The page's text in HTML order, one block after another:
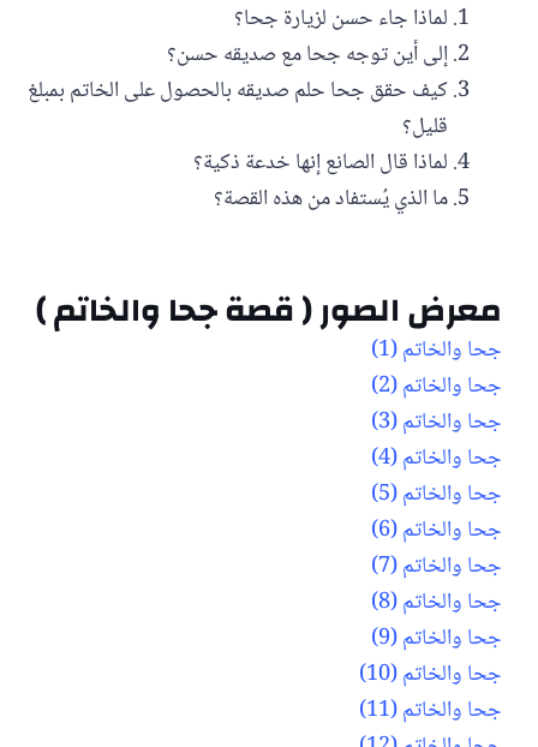
لماذا جاء حسن لزيارة جحا؟
إلى أين توجه جحا مع صديقه حسن؟
كيف حقق جحا حلم صديقه بالحصول على الخاتم بمبلغ
قليل؟
لماذا قال الصانع إنها خدعة ذكية؟
ما الذي يُستفاد من هذه القصة؟
معرض الصور ( قصة جحا والخاتم )
جحا والخاتم (1)
جحا والخاتم (2)
جحا والخاتم (3)
جحا والخاتم (4)
جحا والخاتم (5)
جحا والخاتم (6)
جحا والخاتم (7)
جحا والخاتم (8)
جحا والخاتم (9)
جحا والخاتم (10)
جحا والخاتم (11)